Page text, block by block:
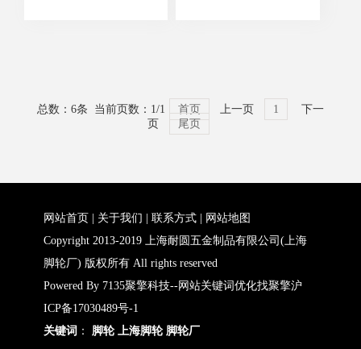
总数：6条 当前页数： 1/1 首页 上一页 1
下一
页
尾页
网站首页 关于我们 |联系方式
网站地图
Copyright 2013-2019 上海耐圆五金制品有限公司(上海
脚轮厂) 版权所有 All rights reserved
Powered By 7135聚擎科技--网站关键词优化找聚擎沪
ICP备17030489号-1
关键词 ： 脚轮 上海脚轮 脚轮厂